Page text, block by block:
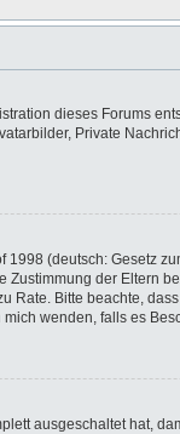
dieses Forums
Private
1998 (deutsch: Gesetz
der Eltern
Rate. Bitte beachte,
wenden, falls es
ausgeschaltet hat,